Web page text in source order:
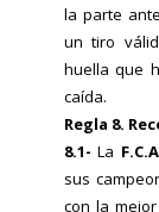
la parte
un tiro
huella que
caída.
Regla 8.
8.1-La
sus
con la